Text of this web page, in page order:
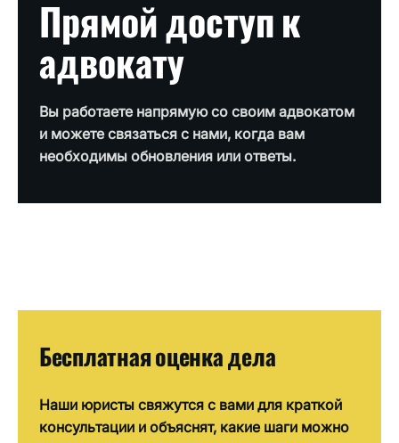
Прямой доступ к
адвокату
Вы работаете напрямую со своим адвокатом
и можете связаться с нами, когда вам
необходимы обновления или ответы.
Бесплатная оценка дела
Наши юристы свяжутся с вами для краткой
консультации и объяснят, какие шаги можно